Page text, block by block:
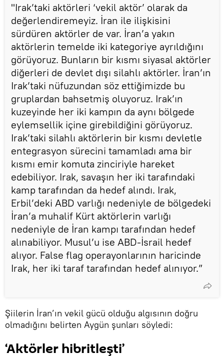
"Irak’taki aktörleri ‘vekil aktör’ olarak da
değerlendiremeyiz. İran ile ilişkisini
sürdüren aktörler de var. İran’a yakın
aktörlerin temelde iki kategoriye ayrıldığını
görüyoruz. Bunların bir kısmı siyasal aktörler
diğerleri de devlet dışı silahlı aktörler. İran’ın
Irak’taki nüfuzundan söz ettiğimizde bu
gruplardan bahsetmiş oluyoruz. Irak’ın
kuzeyinde her iki kampın da aynı bölgede
eylemsellik içine girebildiğini görüyoruz.
Irak’taki silahlı aktörlerin bir kısmı devletle
entegrasyon sürecini tamamladı ama bir
kısmı emir komuta zinciriyle hareket
edebiliyor. Irak, savaşın her iki tarafındaki
kamp tarafından da hedef alındı. Irak,
Erbil’deki ABD varlığı nedeniyle de bölgedeki
İran’a muhalif Kürt aktörlerin varlığı
nedeniyle de İran kampı tarafından hedef
alınabiliyor. Musul’u ise ABD-İsrail hedef
alıyor. False flag operayonlarının haricinde
Irak, her iki taraf tarafından hedef alınıyor.”
Şiilerin İran’ın vekil gücü olduğu algısının doğru
olmadığını belirten Aygün şunları söyledi:
‘Aktörler hibritleşti’